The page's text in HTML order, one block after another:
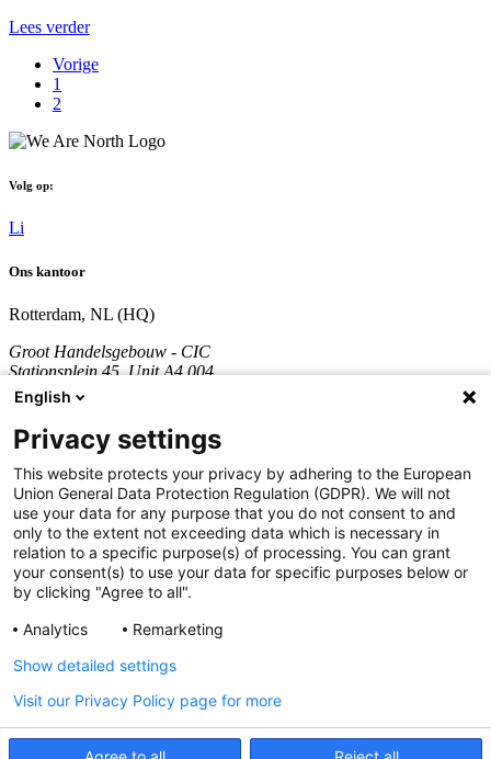
Lees verder
Vorige
1
2
Volg op:
Li
Ons kantoor
Rotterdam, NL (HQ)
Groot Handelsgebouw - CIC
Stationsplein 45, Unit A4.004
3013 AK Rotterdam
Nederland
KVK nummer: 70361746
BTW nummer: NL858290996B01
Bel:+31 851 309 689
Bedrijf
Diensten
Cases
Over ons
©2022-2026 We Are North Groep BV ®. Alle rechten
voorbehouden
English
Privacy settings
This website protects your privacy by adhering to the European
Union General Data Protection Regulation (GDPR). We will not
use your data for any purpose that you do not consent to and
only to the extent not exceeding data which is necessary in
relation to a specific purpose(s) of processing. You can grant
your consent(s) to use your data for specific purposes below or
by clicking "Agree to all".
Analytics
Remarketing
Show detailed settings
Visit our Privacy Policy page for more